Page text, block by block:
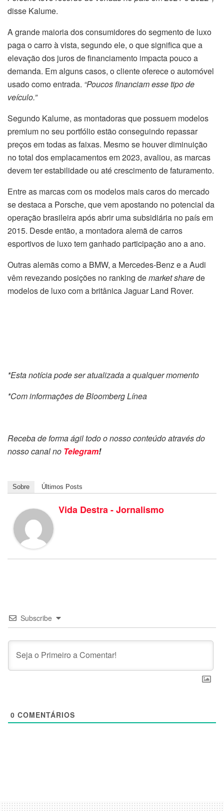
disse Kalume.
A grande maioria dos consumidores do segmento de luxo
paga o carro à vista, segundo ele, o que significa que a
elevação dos juros de financiamento impacta pouco a
demanda. Em alguns casos, o cliente oferece o automóvel
usado como entrada. “Poucos financiam esse tipo de
veículo.”
Segundo Kalume, as montadoras que possuem modelos
premium no seu portfólio estão conseguindo repassar
preços em todas as faixas. Mesmo se houver diminuição
no total dos emplacamentos em 2023, avaliou, as marcas
devem ter estabilidade ou até crescimento de faturamento.
Entre as marcas com os modelos mais caros do mercado
se destaca a Porsche, que vem apostando no potencial da
operação brasileira após abrir uma subsidiária no país em
2015. Desde então, a montadora alemã de carros
esportivos de luxo tem ganhado participação ano a ano.
Outras alemãs como a BMW, a Mercedes-Benz e a Audi
vêm revezando posições no ranking demarket sharede
modelos de luxo com a britânica Jaguar Land Rover.
*Esta notícia pode ser atualizada a qualquer momento
*Com informações de Bloomberg Línea
Receba de forma ágil todo o nosso conteúdo através do
nosso canal no Telegram!
Sobre Últimos Posts
Vida Destra - Jornalismo
Subscribe
0 COMENTÁRIOS